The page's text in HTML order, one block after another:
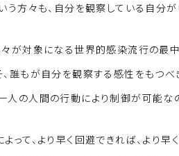
う方々も、自分を観察している自分
々が対象になる世界的感染流行の最中
誰もが自分を観察する感性をもつべ
人の人間の行動により制御が可能な
って、より早く回避できれば、より